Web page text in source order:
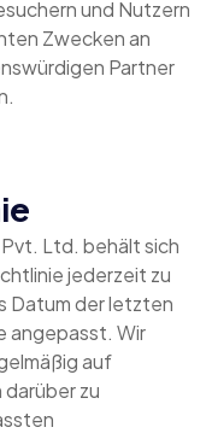
und Nutzern
Zwecken an
Partner
Ltd. behält sich
jederzeit zu
Datum der letzten
angepasst. Wir
auf
zu